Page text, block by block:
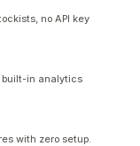
no API key
built-in analytics
with zero setup.